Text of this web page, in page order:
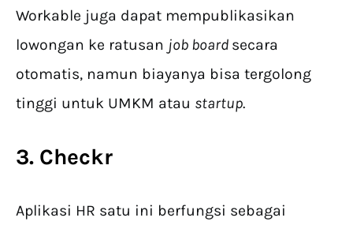
Workable juga dapat mempublikasikan
lowongan ke ratusan job board secara
otomatis, namun biayanya bisa tergolong
tinggi untuk UMKM atau startup.
3. Checkr
Aplikasi HR satu ini berfungsi sebagai